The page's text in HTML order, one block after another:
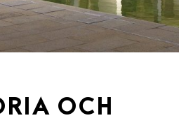
OCH